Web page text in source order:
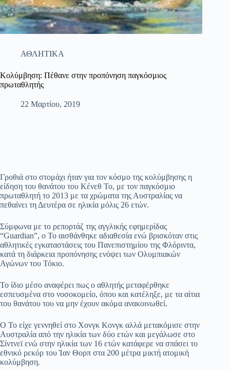
ΑΘΛΗΤΙΚΑ
Κολύμβηση: Πέθανε στην προπόνηση παγκόσμιος
πρωταθλητής
22 Μαρτίου, 2019
Γροθιά στο στομάχι ήταν για τον κόσμο της κολύμβησης η
είδηση του θανάτου του Κένεθ Το, με τον παγκόσμιο
πρωταθλητή το 2013 με τα χρώματα της Αυστραλίας να
πεθαίνει τη Δευτέρα σε ηλικία μόλις 26 ετών.
Σύμφωνα με το ρεπορτάζ της αγγλικής εφημερίδας
“Guardian”, ο Το αισθάνθηκε αδιαθεσία ενώ βρισκόταν στις
αθλητικές εγκαταστάσεις του Πανεπιστημίου της Φλόριντα,
κατά τη διάρκεια προπόνησης ενόψει των Ολυμπιακών
Αγώνων του Τόκιο.
Το ίδιο μέσο αναφέρει πως ο αθλητής μεταφέρθηκε
εσπευσμένα στο νοσοκομείο, όπου και κατέληξε, με τα αίτια
του θανάτου του να μην έχουν ακόμα ανακοινωθεί.
Ο Το είχε γεννηθεί στο Χονγκ Κονγκ αλλά μετακόμισε στην
Αυστραλία από την ηλικία των δύο ετών και μεγάλωσε στο
Σίντνεϊ ενώ στην ηλικία των 16 ετών κατάφερε να σπάσει το
εθνικό ρεκόρ του Ίαν Θορπ στα 200 μέτρα μικτή ατομική
κολύμβηση.